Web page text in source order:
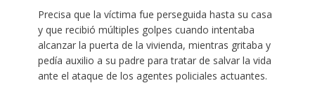
Precisa que la víctima fue perseguida hasta su casa
y que recibió múltiples golpes cuando intentaba
alcanzar la puerta de la vivienda, mientras gritaba y
pedía auxilio a su padre para tratar de salvar la vida
ante el ataque de los agentes policiales actuantes.